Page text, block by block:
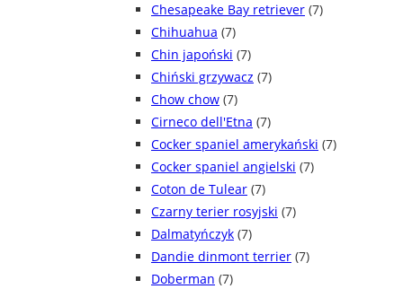
Chesapeake Bay retriever (7)
Chihuahua (7)
Chin japoński (7)
Chiński grzywacz (7)
Chow chow (7)
Cirneco dell'Etna (7)
Cocker spaniel amerykański (7)
Cocker spaniel angielski (7)
Coton de Tulear (7)
Czarny terier rosyjski (7)
Dalmatyńczyk (7)
Dandie dinmont terrier (7)
Doberman (7)